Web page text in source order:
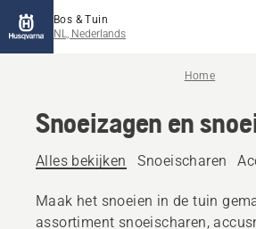
Bos & Tuin
NL, Nederlands
Home
Snoeizagen en
Alles bekijken Snoeischaren
Maak het snoeien in de tuin
assortiment snoeischaren,